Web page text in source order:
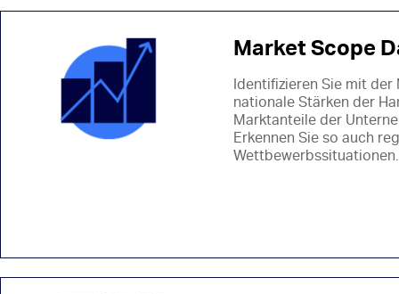
Market Scope
Identifizieren Sie mit
nationale Stärken der
Marktanteile der
Erkennen Sie so auch
Wettbewerbssituationen.